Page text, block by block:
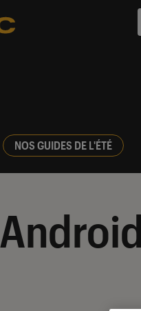
NOS GUIDES DE L'ÉTÉ
Android